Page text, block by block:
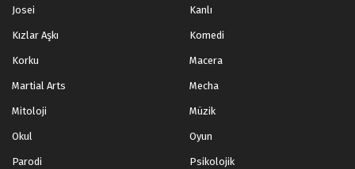
Josei Kanlı
Kızlar Aşkı Komedi
Korku Macera
Martial Arts Mecha
Mitoloji Müzik
Okul Oyun
Parodi Psikolojik